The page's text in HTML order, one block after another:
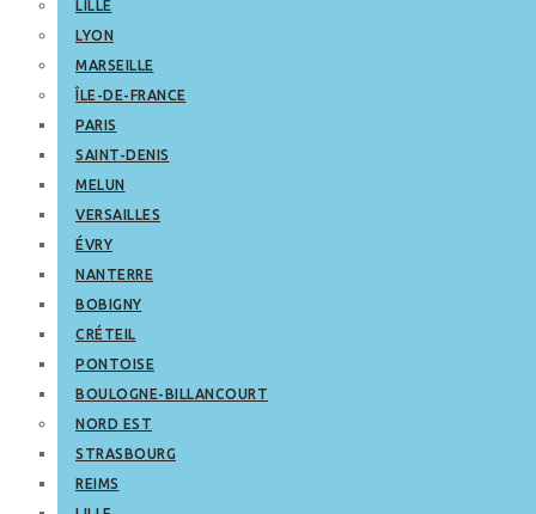
LILLE
LYON
MARSEILLE
ÎLE-DE-FRANCE
PARIS
SAINT-DENIS
MELUN
VERSAILLES
ÉVRY
NANTERRE
BOBIGNY
CRÉTEIL
PONTOISE
BOULOGNE-BILLANCOURT
NORD EST
STRASBOURG
REIMS